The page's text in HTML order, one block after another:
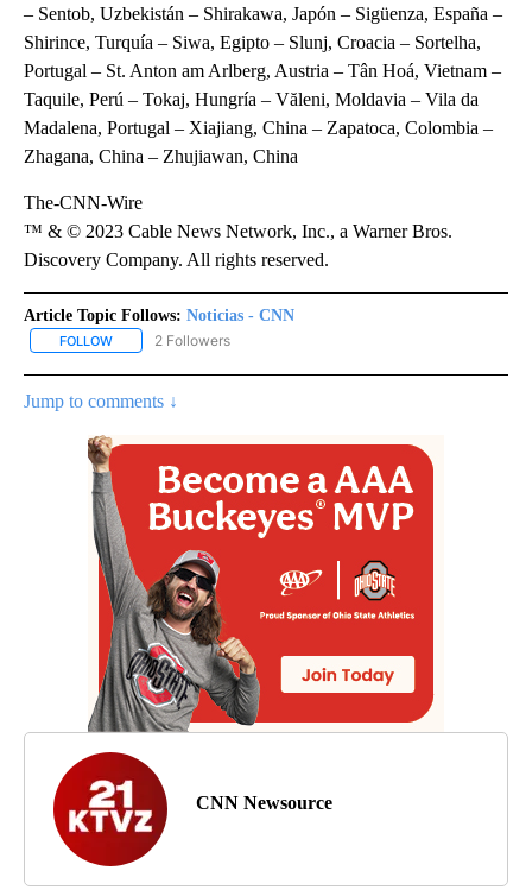
– Sentob, Uzbekistán – Shirakawa, Japón – Sigüenza, España –
Shirince, Turquía – Siwa, Egipto – Slunj, Croacia – Sortelha,
Portugal – St. Anton am Arlberg, Austria – Tân Hoá, Vietnam –
Taquile, Perú – Tokaj, Hungría – Văleni, Moldavia – Vila da
Madalena, Portugal – Xiajiang, China – Zapatoca, Colombia –
Zhagana, China – Zhujiawan, China
The-CNN-Wire
™ & © 2023 Cable News Network, Inc., a Warner Bros.
Discovery Company. All rights reserved.
Article Topic Follows: Noticias - CNN
FOLLOW FOLLOW "NOTICIAS - CNN" TO RECEIVE NOTIFICATIONS ABOUT
2 Followers
Jump to comments ↓
CNN Newsource